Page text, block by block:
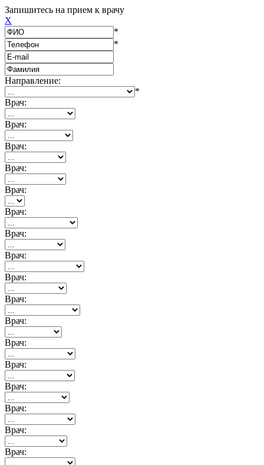
Запишитесь на прием к врачу
X
*
*
Направление:
*
Врач:
Врач:
Врач:
Врач:
Врач:
Врач:
Врач:
Врач:
Врач:
Врач:
Врач:
Врач:
Врач:
Врач:
Врач:
Врач:
Врач: